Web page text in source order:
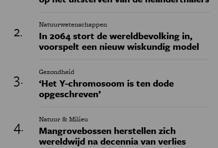
Natuurwetenschappen
In 2064 stort de wereldbevolking in,
voorspelt een nieuw wiskundig model
Gezondheid
‘Het Y-chromosoom is ten dode
opgeschreven’
Natuur & Milieu
Mangrovebossen herstellen zich
wereldwijd na decennia van verlies